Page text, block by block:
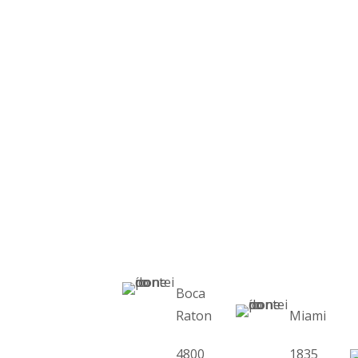
Boca
Raton
4800
Miami
1835